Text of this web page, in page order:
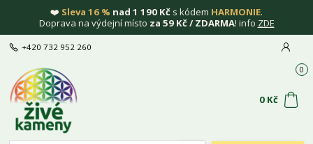
❤️ Sleva 16 % nad 1 190 Kč s kódem HARMONIE.
Doprava na výdejní místo za 59 Kč / ZDARMA! info ZDE
+420 732 952 260
0
0 Kč